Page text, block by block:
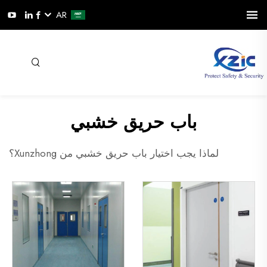
AR
باب حريق خشبي
لماذا يجب اختيار باب حريق خشبي من Xunzhong؟